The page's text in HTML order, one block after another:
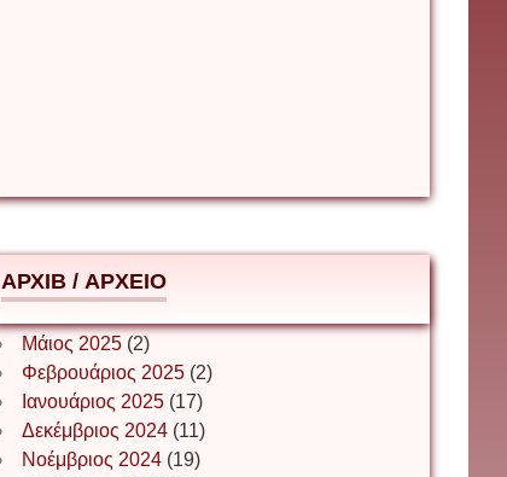
Δημήτριος Ζακοντινός
АРХІВ / ΑΡΧΕΙΟ
Μάιος 2025 (2)
Φεβρουάριος 2025 (2)
Ιανουάριος 2025 (17)
Δεκέμβριος 2024 (11)
Νοέμβριος 2024 (19)